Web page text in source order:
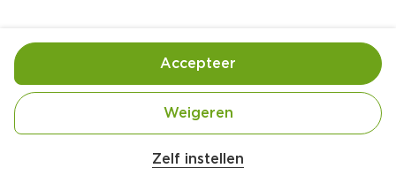
Ingrediënten Bereiding
Zelf instellen
Weigeren
Accepteer